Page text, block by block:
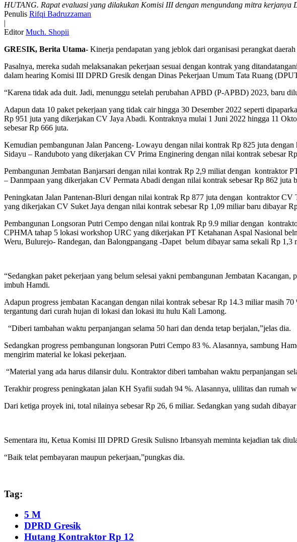
HUTANG. Rapat evaluasi yang dilakukan Komisi III dengan mengundang mitra kerjanya
Penulis Rifqi Badruzzaman
|
Editor Much. Shopii
GRESIK, Berita Utama- Kinerja pendapatan yang jeblok dari organisasi perangkat
Pasalnya, mereka sudah melaksanakan pekerjaan sesuai dengan kontrak yang
dalam hearing Komisi III DPRD Gresik dengan Dinas Pekerjaan Umum Tata Ruang
“Karena tidak ada duit. Jadi, menunggu setelah perubahan APBD (P-APBD) 2023, baru
Adapun data 10 paket pekerjaan yang tidak cair hingga 30 Desember 2022 seperti
Rp 951 juta yang dikerjakan CV Jaya Abadi. Kontraknya mulai 1 Juni 2022 hingga 11
sebesar Rp 666 juta.
Kemudian pembangunan Jalan Panceng- Lowayu dengan nilai kontrak Rp 825 juta
Sidayu – Randuboto yang dikerjakan CV Prima Enginering dengan nilai kontrak sebesar
Pembangunan Jembatan Banjarsari dengan nilai kontrak Rp 2,9 miliat dengan
– Danmpaan yang dikerjakan CV Permata Abadi dengan nilai kontrak sebesar Rp 862 juta
Peningkatan Jalan Pantenan-Bluri dengan nilai kontrak Rp 877 juta dengan kontraktor
yang dikerjakan CV Suket Jaya dengan nilai kontrak sebesar Rp 1,09 miliar baru dibayar
Pembangunan Longsoran Putri Cempo dengan nilai kontrak Rp 9.9 miliar dengan
CPHMA tahap 5 lokasi workshop URC yang dikerjakan PT Ketahanan Aspal Nasional
Weru, Bulurejo- Randegan, dan Balongpangang -Dapet belum dibayar sama sekali Rp
“Sedangkan paket pekerjaan yang belum selesai yakni pembangunan Jembatan
imbuh Hamdi.
Adapun progress jembatan Kacangan dengan nilai kontrak sebesar Rp 14.3 miliar masih
tergantung dari curah hujan di lokasi dan lokasi itu hulu Kali Lamong.
“Diberi tambahan waktu perpanjangan selama 50 hari dan denda tetap berjalan,”jelas dia.
Sedangkan progress pembangunan longsoran Putri Cempo 83 %. Alasannya, sambung
mengirim material ke lokasi pekerjaan.
“Material yang ada harus dilansir dulu. Kontraktor diberi tambahan waktu perpanjangan
Terakhir progress peningkatan jalan KH Syafii sudah 94 %. Alasannya, ulilitas dan rumah
Dari ketiga proyek ini, total nilainya sebesar Rp 26, 6 miliar. Sedangkan yang sudah
Sementara itu, Ketua Komisi III DPRD Gresik Sulisno Irbansyah meminta kejadian tak
“Baik telat pembayaran maupun pekerjaan,”pungkas dia.
Tag:
5 M
DPRD Gresik
Hutang Kontraktor Rp 12